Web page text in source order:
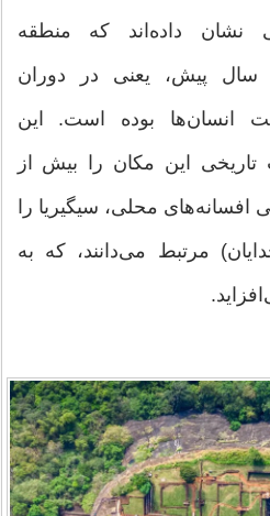
نشان داده‌اند که منطقه
سیگیریا از حدود 5000 سال پیش، یعنی در دوران
انسان‌ها بوده است. این
این مکان را بیش از
محلی، سیگیریا را
مرتبط می‌دانند، که به